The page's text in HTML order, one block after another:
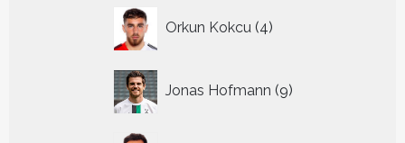
Orkun Kokcu 4
producten
Jonas Hofmann 9
producten